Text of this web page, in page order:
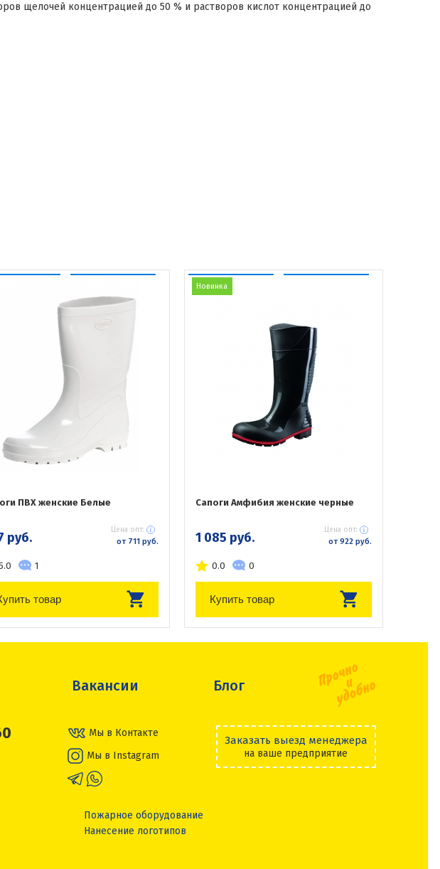
щелочей концентрацией до 50 % и растворов кислот концентрацией до
ПВХ женские Белые
руб. Цена опт:
от 711 руб.
1
товар
Новинка
Сапоги Амфибия женские черные
1 085 руб. Цена опт:
от 922 руб.
0.0 0
Купить товар
Вакансии Блог
Мы в Контакте
Мы в Instagram
Заказать выезд менеджера
на ваше предприятие
Пожарное оборудование
Нанесение логотипов